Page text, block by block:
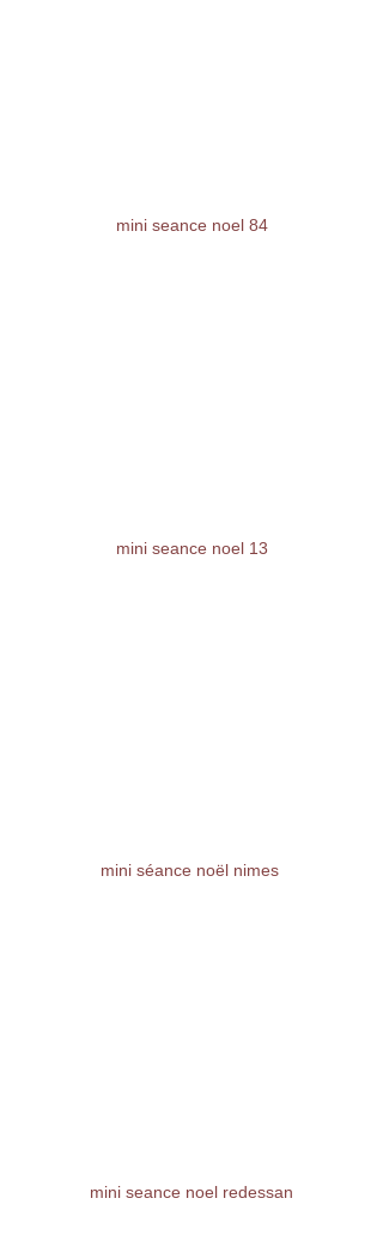
mini seance noel 84
mini seance noel 13
mini séance noël nimes
mini seance noel redessan